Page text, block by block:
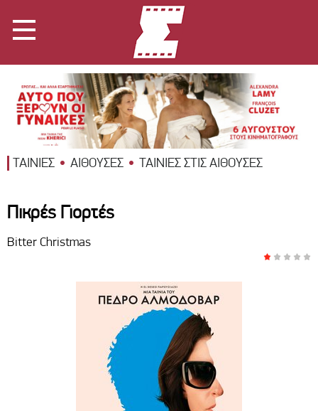
ΤΑΙΝΙΕΣ ΑΙΘΟΥΣΕΣ ΤΑΙΝΙΕΣ ΣΤΙΣ ΑΙΘΟΥΣΕΣ
Πικρές Γιορτές
Bitter Christmas